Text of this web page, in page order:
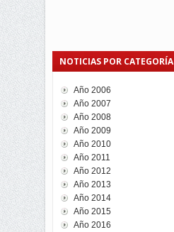
NOTICIAS POR CATEGORÍA
Año 2006
Año 2007
Año 2008
Año 2009
Año 2010
Año 2011
Año 2012
Año 2013
Año 2014
Año 2015
Año 2016